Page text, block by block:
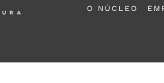
O NÚCLEO